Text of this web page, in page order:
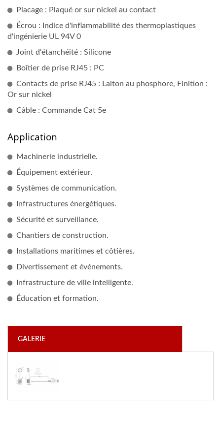
Placage : Plaqué or sur nickel au contact
Écrou : Indice d'inflammabilité des thermoplastiques
d'ingénierie UL 94V 0
Joint d'étanchéité : Silicone
Boîtier de prise RJ45 : PC
Contacts de prise RJ45 : Laiton au phosphore, Finition :
Or sur nickel
Câble : Commande Cat 5e
Application
Machinerie industrielle.
Équipement extérieur.
Systèmes de communication.
Infrastructures énergétiques.
Sécurité et surveillance.
Chantiers de construction.
Installations maritimes et côtières.
Divertissement et événements.
Infrastructure de ville intelligente.
Éducation et formation.
GALERIE